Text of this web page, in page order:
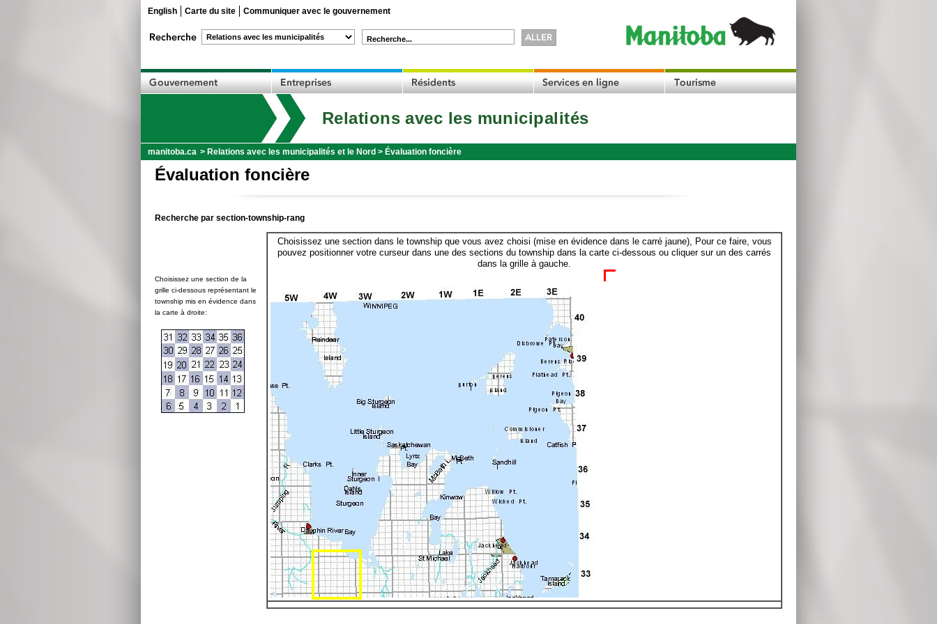
English Carte du site Communiquer avec le gouvernement
Recherche...
Relations avec les municipalités
manitoba.ca > Relations avec les municipalités et le Nord > Évaluation foncière
Évaluation foncière
Recherche par section-township-rang
Choisissez une section de la
grille ci-dessous représentant le
township mis en évidence dans
la carte à droite:
Choisissez une section dans le township que vous avez choisi (mise en évidence dans le carré jaune), Pour ce faire, vous
pouvez positionner votre curseur dans une des sections du township dans la carte ci-dessous ou cliquer sur un des carrés
dans la grille à gauche.